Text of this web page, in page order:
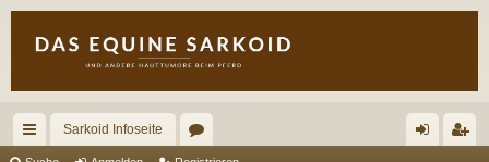
Sarkoid Infoseite